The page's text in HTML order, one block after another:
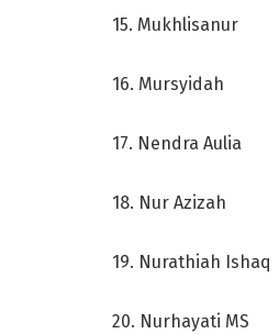
15. Mukhlisanur
16. Mursyidah
17. Nendra Aulia
18. Nur Azizah
19. Nurathiah Ishaq
20. Nurhayati MS